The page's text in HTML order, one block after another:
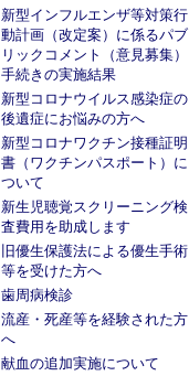
新型インフルエンザ等対策行
動計画（改定案）に係るパブ
リックコメント（意見募集）
手続きの実施結果
新型コロナウイルス感染症の
後遺症にお悩みの方へ
新型コロナワクチン接種証明
書（ワクチンパスポート）に
ついて
新生児聴覚スクリーニング検
査費用を助成します
旧優生保護法による優生手術
等を受けた方へ
歯周病検診
流産・死産等を経験された方
へ
献血の追加実施について